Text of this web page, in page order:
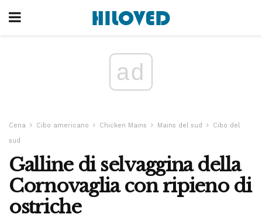
ad
Cena Cibo americano Chicken Mains Mains del sud
Cibo del
sud
Galline di selvaggina della
Cornovaglia con ripieno di
ostriche